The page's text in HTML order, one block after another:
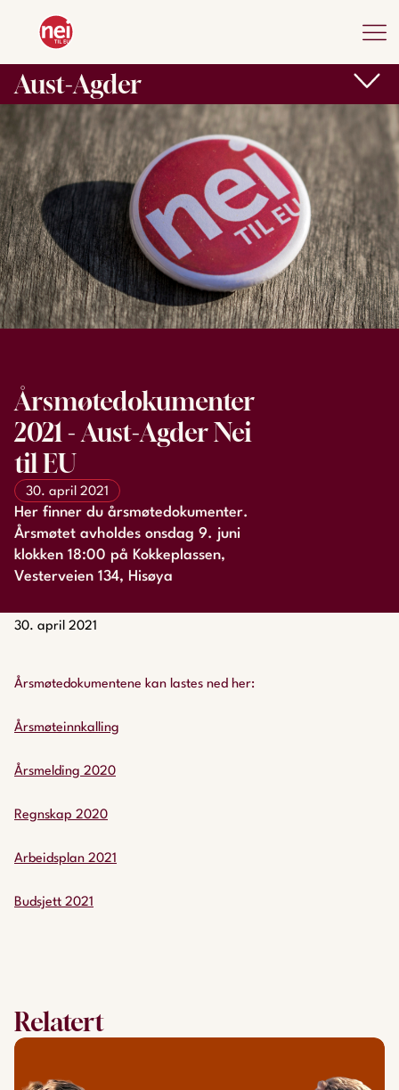
Aust-Agder
30. april 2021
Årsmøtedokumenter
2021 - Aust-Agder Nei
til EU
30. april 2021
Her finner du årsmøtedokumenter.
Årsmøtet avholdes onsdag 9. juni
klokken 18:00 på Kokkeplassen,
Vesterveien 134, Hisøya
Årsmøtedokumentene kan lastes ned her:
Årsmøteinnkalling
Årsmelding 2020
Regnskap 2020
Arbeidsplan 2021
Budsjett 2021
Relatert